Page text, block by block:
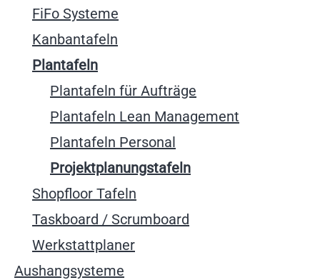
FiFo Systeme
Kanbantafeln
Plantafeln
Plantafeln für Aufträge
Plantafeln Lean Management
Plantafeln Personal
Projektplanungstafeln
Shopfloor Tafeln
Taskboard / Scrumboard
Werkstattplaner
Aushangsysteme